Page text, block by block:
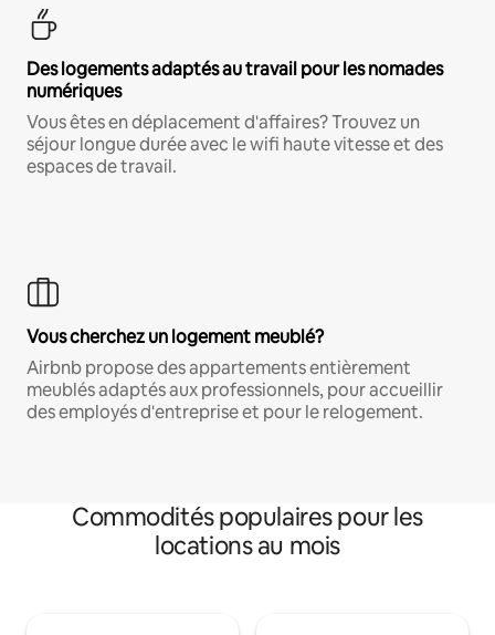
Des logements adaptés au travail pour les nomades
numériques
Vous êtes en déplacement d'affaires? Trouvez un
séjour longue durée avec le wifi haute vitesse et des
espaces de travail.
Vous cherchez un logement meublé?
Airbnb propose des appartements entièrement
meublés adaptés aux professionnels, pour accueillir
des employés d'entreprise et pour le relogement.
Commodités populaires pour les
locations au mois